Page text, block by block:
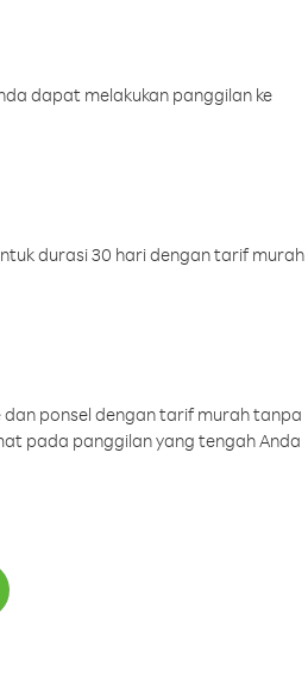
dapat melakukan panggilan ke
durasi 30 hari dengan tarif murah
dan ponsel dengan tarif murah tanpa
pada panggilan yang tengah Anda